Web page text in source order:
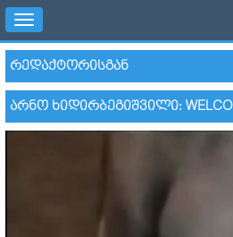
Toggle
navigation
ᲠᲔᲓᲐᲥᲢᲝᲠᲘᲡᲒᲐᲜ
ᲐᲠᲜᲝ ᲮᲘᲓᲘᲠᲑᲔᲒᲘᲨᲕᲘᲚᲘ: